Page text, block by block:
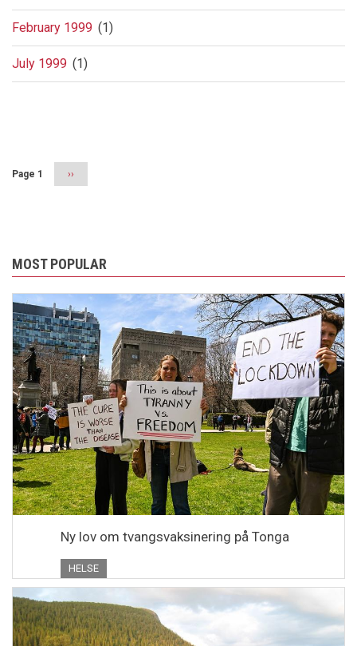
February 1999 (1)
July 1999 (1)
Page 1
Next
››
MOST POPULAR
Ny lov om tvangsvaksinering på Tonga
HELSE